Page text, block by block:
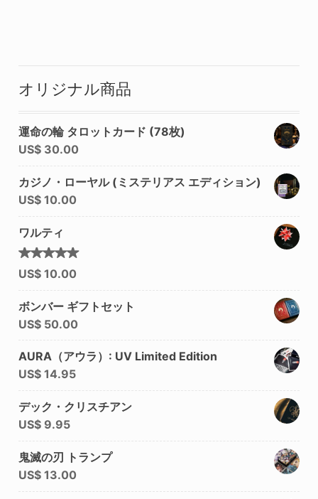
オリジナル商品
運命の輪 タロットカード (78枚)
US$30.00
カジノ・ローヤル (ミステリアス エディション)
US$10.00
ワルティ
5段階中
5.00の
US$10.00
ボンバー ギフトセット
US$50.00
AURA（アウラ）: UV Limited Edition
US$14.95
デック・クリスチアン
US$9.95
鬼滅の刃 トランプ
US$13.00